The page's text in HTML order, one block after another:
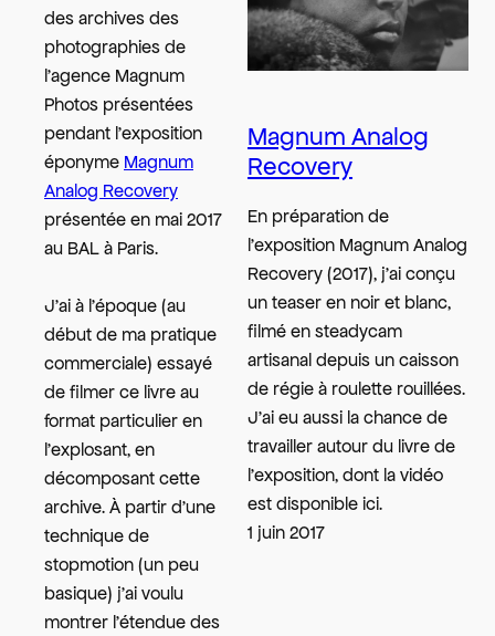
des archives des
photographies de
l’agence Magnum
Photos présentées
pendant l’exposition
éponyme Magnum
Analog Recovery
présentée en mai 2017
au BAL à Paris.
J’ai à l’époque (au
début de ma pratique
commerciale) essayé
de filmer ce livre au
format particulier en
l’explosant, en
décomposant cette
archive. À partir d’une
technique de
stopmotion (un peu
basique) j’ai voulu
montrer l’étendue des
Magnum Analog
Recovery
En préparation de
l’exposition Magnum Analog
Recovery (2017), j’ai conçu
un teaser en noir et blanc,
filmé en steadycam
artisanal depuis un caisson
de régie à roulette rouillées.
J’ai eu aussi la chance de
travailler autour du livre de
l’exposition, dont la vidéo
est disponible ici.
1 juin 2017